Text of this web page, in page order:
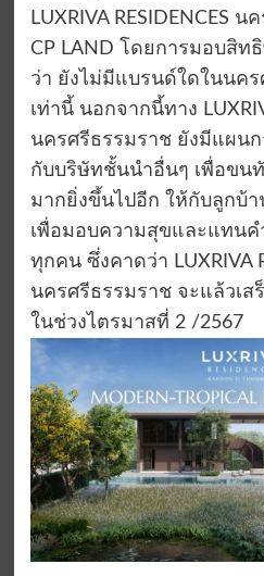
LUXRIVA RESIDENCES
CP LAND โดยการมอบสิท
ว่า ยังไม่มีแบรนด์ใดในนค
เท่านี้ นอกจากนี้ทาง
นครศรีธรรมราช ยังมีแผน
กับบริษัทชั้นนำอื่นๆ เพื่อขน
มากยิ่งขึ้นไปอีก ให้กับลูกบ้
เพื่อมอบความสุขและแทน
ทุกคน ซึ่งคาดว่า LUXRIVA
นครศรีธรรมราช จะแล้วเส
ในช่วงไตรมาสที่ 2 /2567